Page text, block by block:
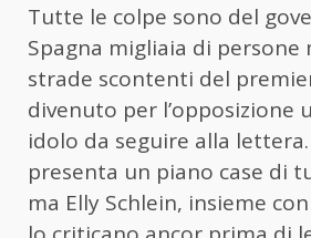
Tutte le colpe sono del
Spagna migliaia di persone
strade scontenti del
divenuto per l’opposizione
idolo da seguire alla lettera.
presenta un piano case di
ma Elly Schlein, insieme